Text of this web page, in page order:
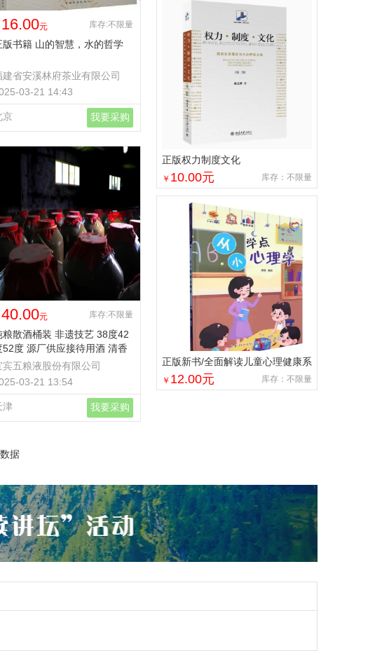
16.00元 库存:不限量
版书籍 山的智慧，水的哲学
建省安溪林府茶业有限公司
03-21 14:43
京 我要采购
40.00元 库存:不限量
粮散酒桶装 非遗技艺 38度42
52度 源厂供应接待用酒 清香
白酒
宾五粮液股份有限公司
03-21 13:54
津 我要采购
据
正版权力制度文化
￥ 10.00元 库存：不限量
正版新书/全面解读儿童心理健康系
列：学点心理学9787572136313
正版新书/全面解读儿童心理健康系
￥ 12.00元 库存：不限量